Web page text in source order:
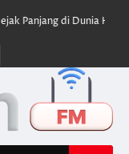
di Dunia Hiburan